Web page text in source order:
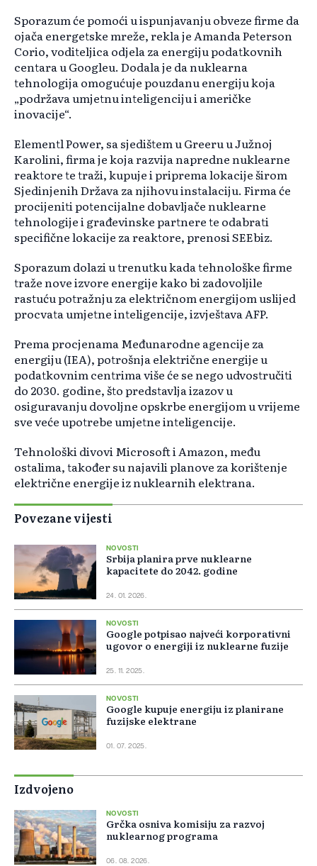
Sporazum će pomoći u ispunjavanju obveze firme da
ojača energetske mreže, rekla je Amanda Peterson
Corio, voditeljica odjela za energiju podatkovnih
centara u Googleu. Dodala je da nuklearna
tehnologija omogućuje pouzdanu energiju koja
„podržava umjetnu inteligenciju i američke
inovacije“.
Elementl Power, sa sjedištem u Greeru u Južnoj
Karolini, firma je koja razvija napredne nuklearne
reaktore te traži, kupuje i priprema lokacije širom
Sjedinjenih Država za njihovu instalaciju. Firma će
procijeniti potencijalne dobavljače nuklearne
tehnologije i građevinske partnere te odabrati
specifične lokacije za reaktore, prenosi SEEbiz.
Sporazum dolazi u trenutku kada tehnološke firme
traže nove izvore energije kako bi zadovoljile
rastuću potražnju za električnom energijom uslijed
procvata umjetne inteligencije, izvještava AFP.
Prema procjenama Međunarodne agencije za
energiju (IEA), potrošnja električne energije u
podatkovnim centrima više će se nego udvostručiti
do 2030. godine, što predstavlja izazov u
osiguravanju dovoljne opskrbe energijom u vrijeme
sve veće upotrebe umjetne inteligencije.
Tehnološki divovi Microsoft i Amazon, među
ostalima, također su najavili planove za korištenje
električne energije iz nuklearnih elektrana.
Povezane vijesti
NOVOSTI
Srbija planira prve nuklearne
kapacitete do 2042. godine
24. 01. 2026.
NOVOSTI
Google potpisao najveći korporativni
ugovor o energiji iz nuklearne fuzije
25. 11. 2025.
NOVOSTI
Google kupuje energiju iz planirane
fuzijske elektrane
01. 07. 2025.
Izdvojeno
NOVOSTI
Grčka osniva komisiju za razvoj
nuklearnog programa
06. 08. 2026.